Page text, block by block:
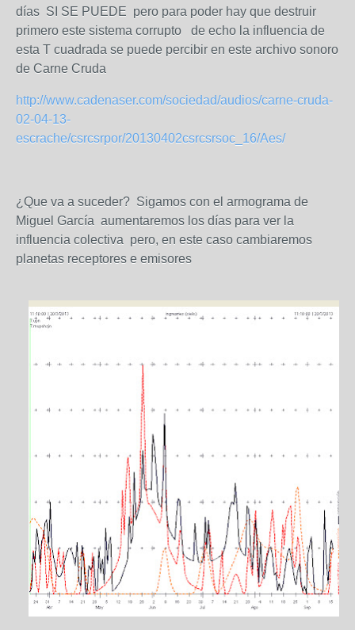
días SI SE PUEDE pero para poder hay que destruir
primero este sistema corrupto de echo la influencia de
esta T cuadrada se puede percibir en este archivo sonoro
de Carne Cruda
http://www.cadenaser.com/sociedad/audios/carne-cruda-
02-04-13-
escrache/csrcsrpor/20130402csrcsrsoc_16/Aes/
¿Que va a suceder? Sigamos con el armograma de
Miguel García aumentaremos los días para ver la
influencia colectiva pero, en este caso cambiaremos
planetas receptores e emisores